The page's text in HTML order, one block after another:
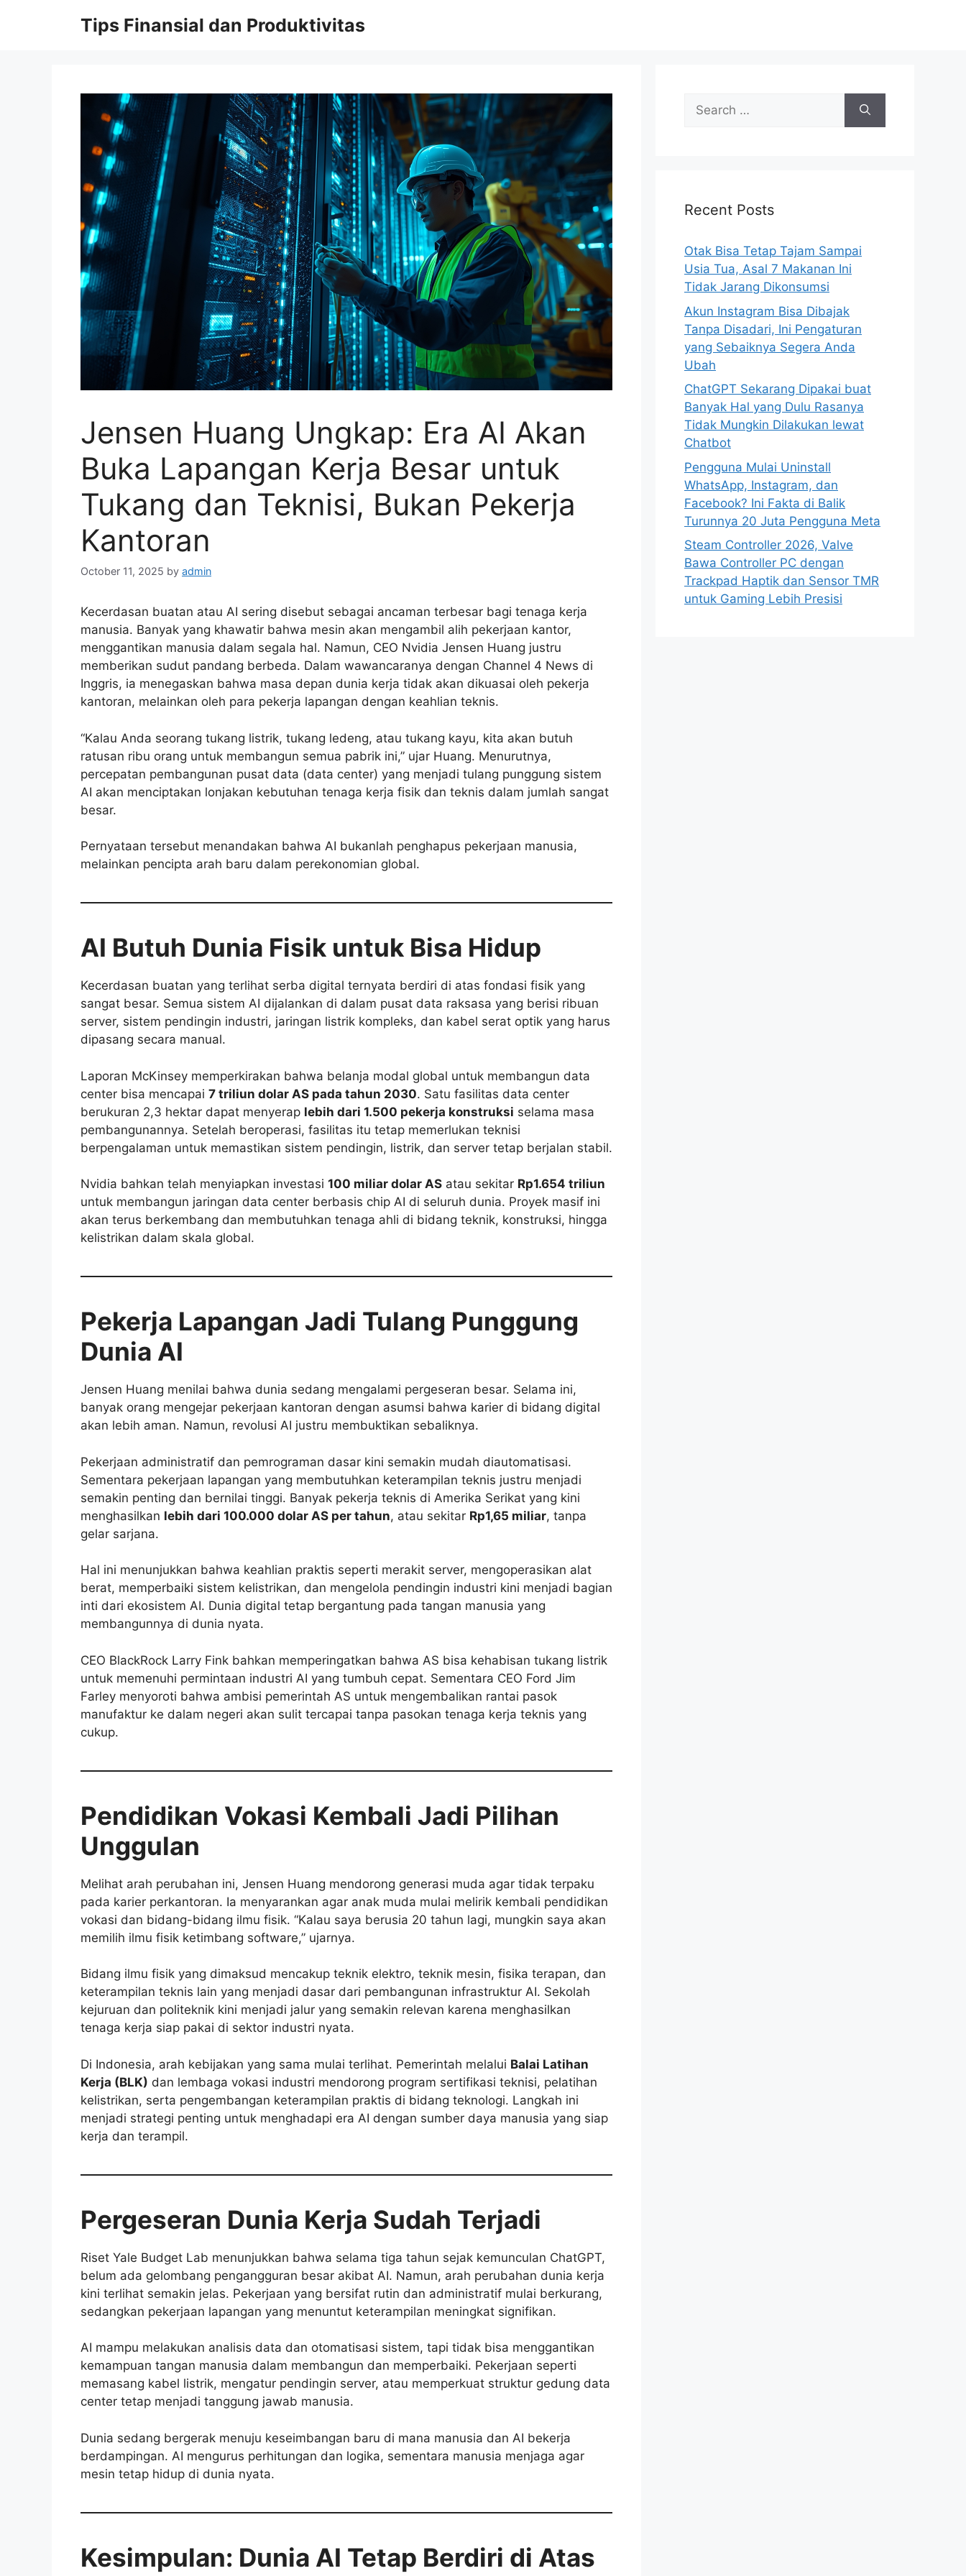
Tips Finansial dan Produktivitas
Jensen Huang Ungkap: Era AI Akan
Buka Lapangan Kerja Besar untuk
Tukang dan Teknisi, Bukan Pekerja
Kantoran
October 11, 2025 by admin
Kecerdasan buatan atau AI sering disebut sebagai ancaman terbesar bagi tenaga kerja
manusia. Banyak yang khawatir bahwa mesin akan mengambil alih pekerjaan kantor,
menggantikan manusia dalam segala hal. Namun, CEO Nvidia Jensen Huang justru
memberikan sudut pandang berbeda. Dalam wawancaranya dengan Channel 4 News di
Inggris, ia menegaskan bahwa masa depan dunia kerja tidak akan dikuasai oleh pekerja
kantoran, melainkan oleh para pekerja lapangan dengan keahlian teknis.
“Kalau Anda seorang tukang listrik, tukang ledeng, atau tukang kayu, kita akan butuh
ratusan ribu orang untuk membangun semua pabrik ini,” ujar Huang. Menurutnya,
percepatan pembangunan pusat data (data center) yang menjadi tulang punggung sistem
AI akan menciptakan lonjakan kebutuhan tenaga kerja fisik dan teknis dalam jumlah sangat
besar.
Pernyataan tersebut menandakan bahwa AI bukanlah penghapus pekerjaan manusia,
melainkan pencipta arah baru dalam perekonomian global.
AI Butuh Dunia Fisik untuk Bisa Hidup
Kecerdasan buatan yang terlihat serba digital ternyata berdiri di atas fondasi fisik yang
sangat besar. Semua sistem AI dijalankan di dalam pusat data raksasa yang berisi ribuan
server, sistem pendingin industri, jaringan listrik kompleks, dan kabel serat optik yang harus
dipasang secara manual.
Laporan McKinsey memperkirakan bahwa belanja modal global untuk membangun data
center bisa mencapai 7 triliun dolar AS pada tahun 2030. Satu fasilitas data center
berukuran 2,3 hektar dapat menyerap lebih dari 1.500 pekerja konstruksi selama masa
pembangunannya. Setelah beroperasi, fasilitas itu tetap memerlukan teknisi
berpengalaman untuk memastikan sistem pendingin, listrik, dan server tetap berjalan stabil.
Nvidia bahkan telah menyiapkan investasi 100 miliar dolar AS atau sekitar Rp1.654 triliun
untuk membangun jaringan data center berbasis chip AI di seluruh dunia. Proyek masif ini
akan terus berkembang dan membutuhkan tenaga ahli di bidang teknik, konstruksi, hingga
kelistrikan dalam skala global.
Pekerja Lapangan Jadi Tulang Punggung
Dunia AI
Jensen Huang menilai bahwa dunia sedang mengalami pergeseran besar. Selama ini,
banyak orang mengejar pekerjaan kantoran dengan asumsi bahwa karier di bidang digital
akan lebih aman. Namun, revolusi AI justru membuktikan sebaliknya.
Pekerjaan administratif dan pemrograman dasar kini semakin mudah diautomatisasi.
Sementara pekerjaan lapangan yang membutuhkan keterampilan teknis justru menjadi
semakin penting dan bernilai tinggi. Banyak pekerja teknis di Amerika Serikat yang kini
menghasilkan lebih dari 100.000 dolar AS per tahun, atau sekitar Rp1,65 miliar, tanpa
gelar sarjana.
Hal ini menunjukkan bahwa keahlian praktis seperti merakit server, mengoperasikan alat
berat, memperbaiki sistem kelistrikan, dan mengelola pendingin industri kini menjadi bagian
inti dari ekosistem AI. Dunia digital tetap bergantung pada tangan manusia yang
membangunnya di dunia nyata.
CEO BlackRock Larry Fink bahkan memperingatkan bahwa AS bisa kehabisan tukang listrik
untuk memenuhi permintaan industri AI yang tumbuh cepat. Sementara CEO Ford Jim
Farley menyoroti bahwa ambisi pemerintah AS untuk mengembalikan rantai pasok
manufaktur ke dalam negeri akan sulit tercapai tanpa pasokan tenaga kerja teknis yang
cukup.
Pendidikan Vokasi Kembali Jadi Pilihan
Unggulan
Melihat arah perubahan ini, Jensen Huang mendorong generasi muda agar tidak terpaku
pada karier perkantoran. Ia menyarankan agar anak muda mulai melirik kembali pendidikan
vokasi dan bidang-bidang ilmu fisik. “Kalau saya berusia 20 tahun lagi, mungkin saya akan
memilih ilmu fisik ketimbang software,” ujarnya.
Bidang ilmu fisik yang dimaksud mencakup teknik elektro, teknik mesin, fisika terapan, dan
keterampilan teknis lain yang menjadi dasar dari pembangunan infrastruktur AI. Sekolah
kejuruan dan politeknik kini menjadi jalur yang semakin relevan karena menghasilkan
tenaga kerja siap pakai di sektor industri nyata.
Di Indonesia, arah kebijakan yang sama mulai terlihat. Pemerintah melalui Balai Latihan
Kerja (BLK) dan lembaga vokasi industri mendorong program sertifikasi teknisi, pelatihan
kelistrikan, serta pengembangan keterampilan praktis di bidang teknologi. Langkah ini
menjadi strategi penting untuk menghadapi era AI dengan sumber daya manusia yang siap
kerja dan terampil.
Pergeseran Dunia Kerja Sudah Terjadi
Riset Yale Budget Lab menunjukkan bahwa selama tiga tahun sejak kemunculan ChatGPT,
belum ada gelombang pengangguran besar akibat AI. Namun, arah perubahan dunia kerja
kini terlihat semakin jelas. Pekerjaan yang bersifat rutin dan administratif mulai berkurang,
sedangkan pekerjaan lapangan yang menuntut keterampilan meningkat signifikan.
AI mampu melakukan analisis data dan otomatisasi sistem, tapi tidak bisa menggantikan
kemampuan tangan manusia dalam membangun dan memperbaiki. Pekerjaan seperti
memasang kabel listrik, mengatur pendingin server, atau memperkuat struktur gedung data
center tetap menjadi tanggung jawab manusia.
Dunia sedang bergerak menuju keseimbangan baru di mana manusia dan AI bekerja
berdampingan. AI mengurus perhitungan dan logika, sementara manusia menjaga agar
mesin tetap hidup di dunia nyata.
Kesimpulan: Dunia AI Tetap Berdiri di Atas
f
r
:
Recent Posts
Otak Bisa Tetap Tajam Sampai
Usia Tua, Asal 7 Makanan Ini
Tidak Jarang Dikonsumsi
Akun Instagram Bisa Dibajak
Tanpa Disadari, Ini Pengaturan
yang Sebaiknya Segera Anda
Ubah
ChatGPT Sekarang Dipakai buat
Banyak Hal yang Dulu Rasanya
Tidak Mungkin Dilakukan lewat
Chatbot
Pengguna Mulai Uninstall
WhatsApp, Instagram, dan
Facebook? Ini Fakta di Balik
Turunnya 20 Juta Pengguna Meta
Steam Controller 2026, Valve
Bawa Controller PC dengan
Trackpad Haptik dan Sensor TMR
untuk Gaming Lebih Presisi